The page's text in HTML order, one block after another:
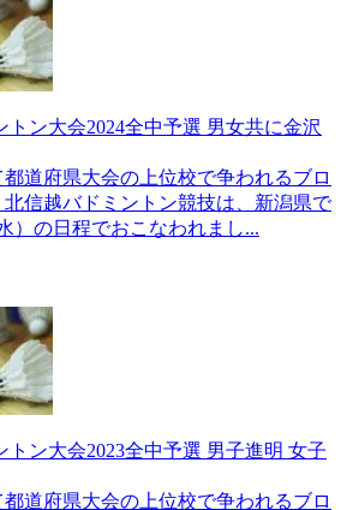
ン大会2024全中予選 男女共に金沢
道府県大会の上位校で争われるブロ
北信越バドミントン競技は、新潟県で
）の日程でおこなわれまし...
ン大会2023全中予選 男子進明 女子
道府県大会の上位校で争われるブロ